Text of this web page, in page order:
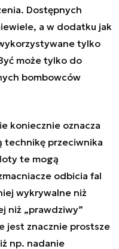
Dostępnych
a w dodatku jak
tylko
może tylko do
bombowców
koniecznie oznacza
technikę przeciwnika
te mogą
odbicia fal
wykrywalne niż
niż „prawdziwy”
jest znacznie prostsze
np. nadanie